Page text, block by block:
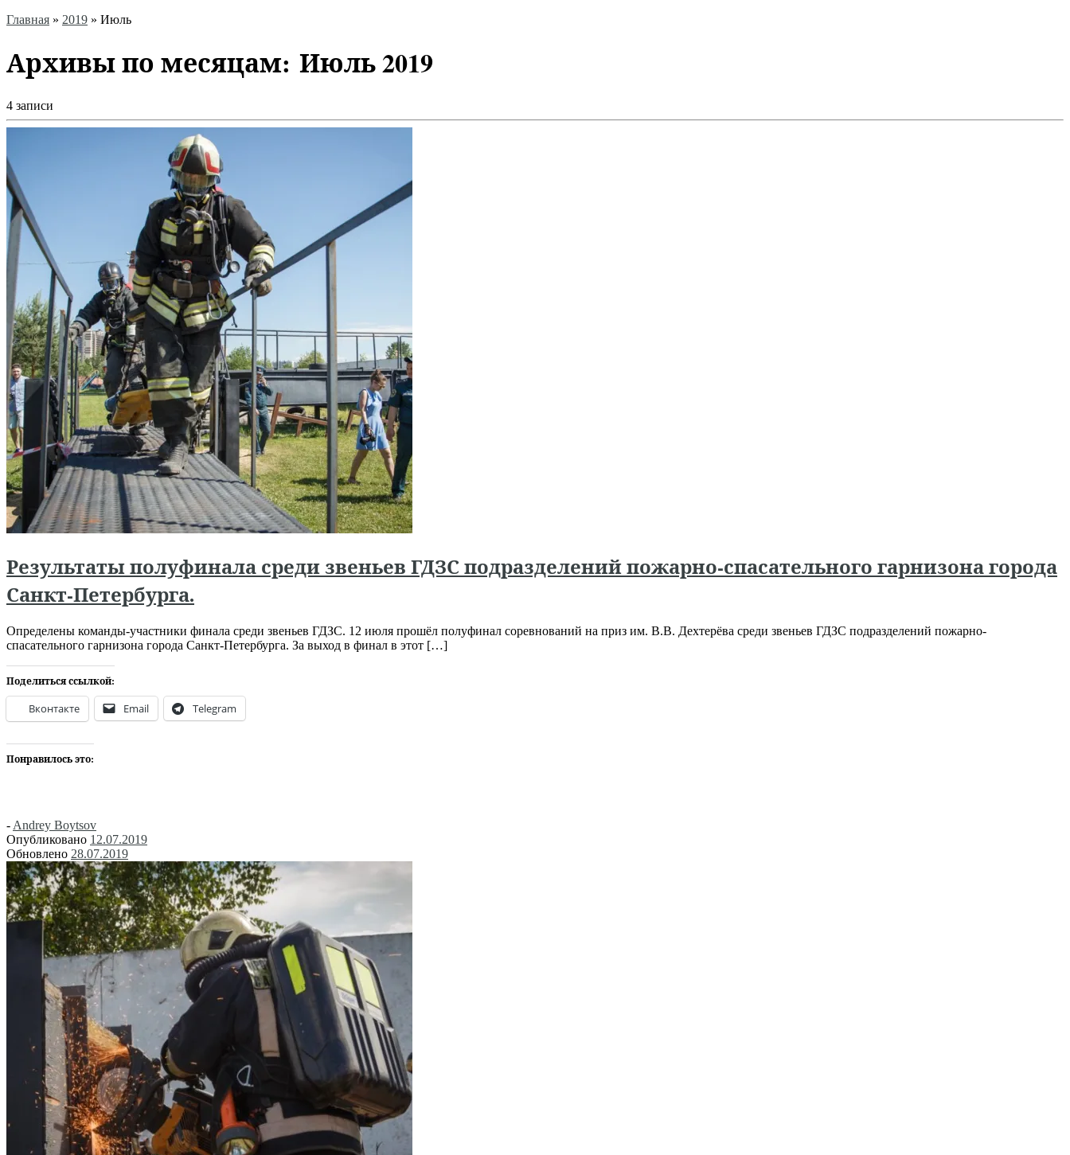
Главная » 2019 » Июль
Архивы по месяцам: Июль 2019
4 записи
Результаты полуфинала среди звеньев ГДЗС подразделений пожарно-спасательного гарнизона города
Санкт-Петербурга.
Определены команды-участники финала среди звеньев ГДЗС. 12 июля прошёл полуфинал соревнований на приз им. В.В. Дехтерёва среди звеньев ГДЗС подразделений пожарно-
спасательного гарнизона города Санкт-Петербурга. За выход в финал в этот […]
Поделиться ссылкой:
Вконтакте Email Telegram
Понравилось это:
- Andrey Boytsov
Опубликовано 12.07.2019
Обновлено 28.07.2019